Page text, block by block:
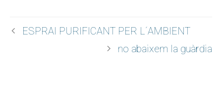
ESPRAI PURIFICANT PER L´AMBIENT
no abaixem la guàrdia